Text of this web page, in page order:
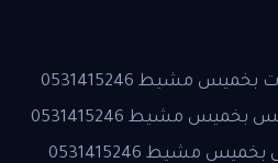
مشيط 0531415246
مشيط 0531415246
مشيط 0531415246